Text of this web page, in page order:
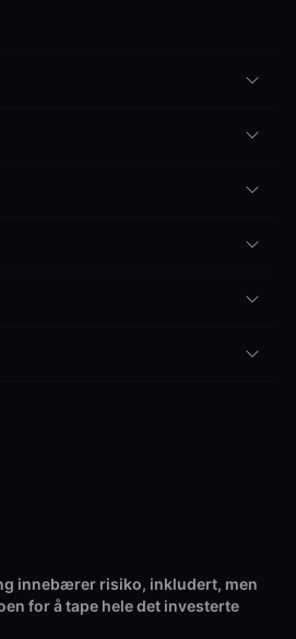
innebærer risiko, inkludert, men
for å tape hele det investerte